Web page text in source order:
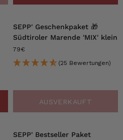
SEPP' Geschenkpaket 🎁
Südtiroler Marende 'MIX' klein
79€
(25 Bewertungen)
AUSVERKAUFT
SEPP' Bestseller Paket